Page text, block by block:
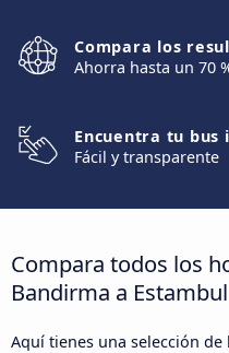
Compara los
Ahorra hasta un 70
Encuentra tu bus
Fácil y transparente
Compara todos los
Bandirma a Estambul
Aquí tienes una selección